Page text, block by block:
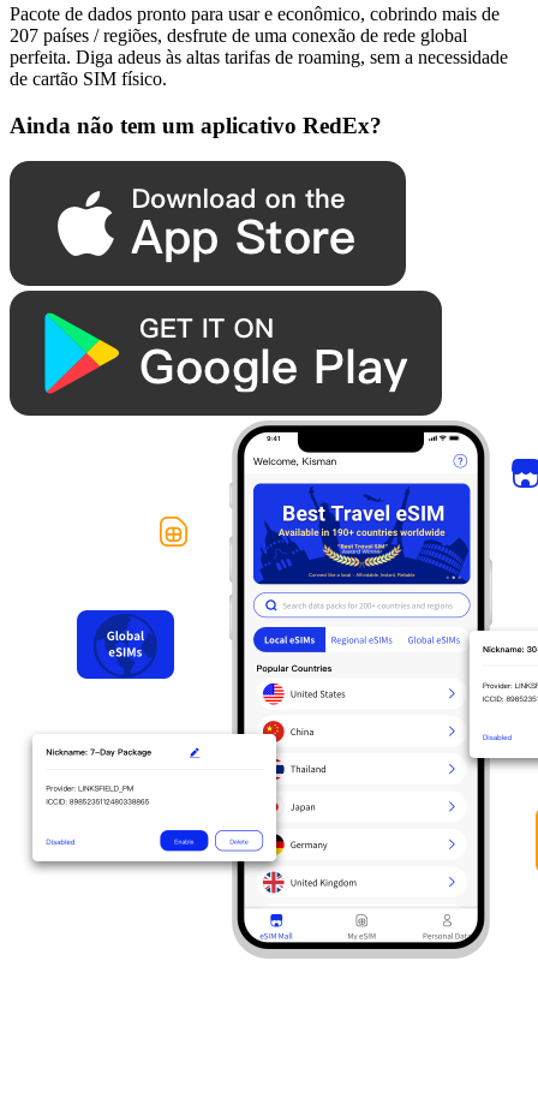
Pacote de dados pronto para usar e econômico, cobrindo mais de
207 países / regiões, desfrute de uma conexão de rede global
perfeita. Diga adeus às altas tarifas de roaming, sem a necessidade
de cartão SIM físico.
Ainda não tem um aplicativo RedEx?